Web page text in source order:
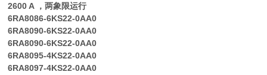
2600 A ，两象限运行
6RA8086-6KS22-0AA0
6RA8090-6KS22-0AA0
6RA8090-6KS22-0AA0
6RA8095-4KS22-0AA0
6RA8097-4KS22-0AA0